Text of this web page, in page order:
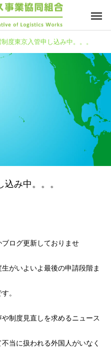
度東京入管申し込み中。。。
み中。。。
ログ更新しておりませ
がいよいよ最後の申請段階ま
。
制度見直しを求めるニュース
当に扱われる外国人がいなく